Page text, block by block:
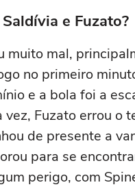
e Fuzato?
muito mal,
no primeiro
e a bola foi a
vez, Fuzato errou o
de presente a
para se
perigo, com